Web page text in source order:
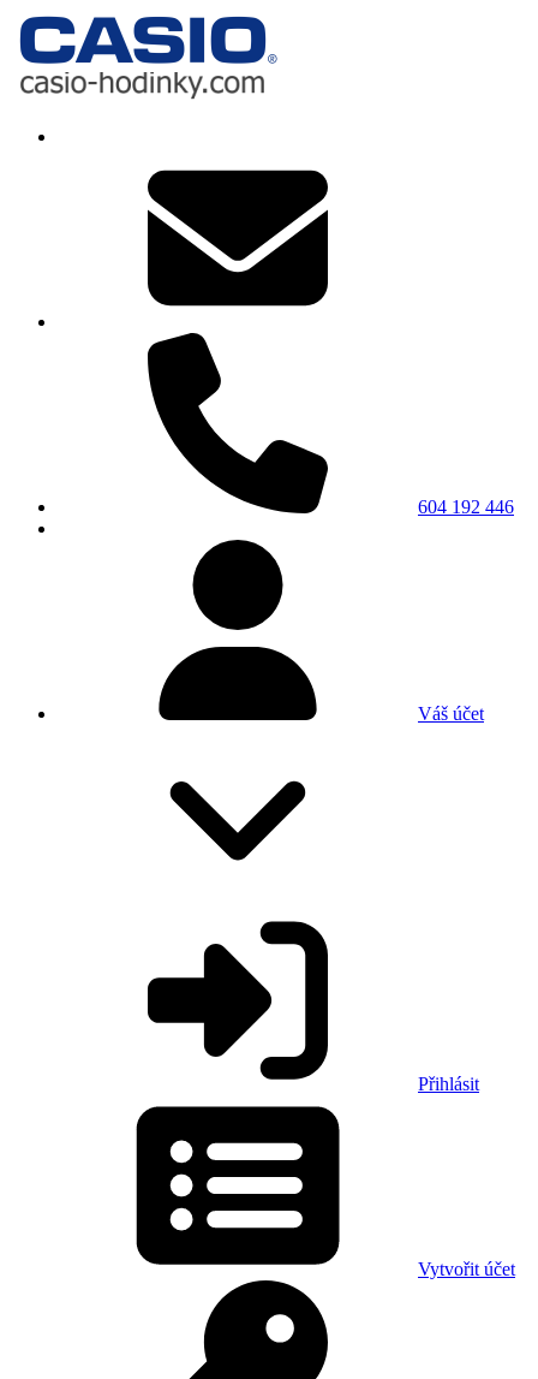
604 192 446
Váš účet
Přihlásit
Vytvořit účet